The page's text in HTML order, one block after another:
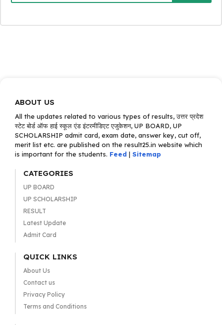
ABOUT US
All the updates related to various types of results, उत्तर प्रदेश
स्टेट बोर्ड ऑफ हाई स्कूल एंड इंटरमीडिएट एजुकेशन, UP BOARD, UP
SCHOLARSHIP admit card, exam date, answer key, cut off,
merit list etc. are published on the result25.in website which
is important for the students. Feed | Sitemap
CATEGORIES
UP BOARD
UP SCHOLARSHIP
RESULT
Latest Update
Admit Card
QUICK LINKS
About Us
Contact us
Privacy Policy
Terms and Conditions